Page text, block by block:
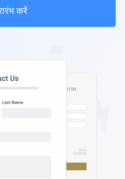
करें